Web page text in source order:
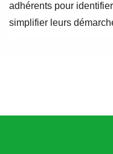
adhérents pour
simplifier leurs